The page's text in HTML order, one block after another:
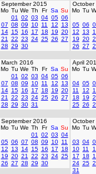
September 2015
Mo Tu We Th Fr Sa Su
01
02 03 04 05 06
07 08 09 10 11 12
13
14 15 16 17 18 19 20
21
22 23 24 25 26 27
28 29 30
October
Mo Tu
05 06
12
13
19 20
26 27
March 2016
Mo Tu We Th Fr Sa Su
01
02 03 04 05 06
07 08 09 10 11 12
13
14 15 16 17 18 19 20
21
22 23 24 25 26 27
28 29 30 31
April
Mo Tu
04 05
11
12
18
19
25 26
September 2016
Mo Tu We Th Fr Sa Su
01
02 03 04
05 06 07 08 09 10 11
12
13 14 15 16 17
18
19 20 21 22 23 24 25
26 27 28 29 30
October
Mo Tu
03 04
10 11
17
18
24 25
31